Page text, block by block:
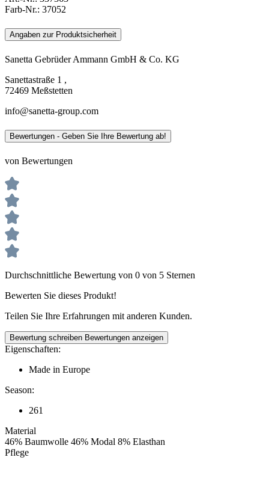
Farb-Nr.: 37052
Angaben zur Produktsicherheit
Sanetta Gebrüder Ammann GmbH & Co. KG
Sanettastraße 1 ,
72469 Meßstetten
info@sanetta-group.com
Bewertungen - Geben Sie Ihre Bewertung ab!
von Bewertungen
Durchschnittliche Bewertung von 0 von 5 Sternen
Bewerten Sie dieses Produkt!
Teilen Sie Ihre Erfahrungen mit anderen Kunden.
Bewertung schreiben Bewertungen anzeigen
Eigenschaften:
Made in Europe
Season:
261
Material
46% Baumwolle 46% Modal 8% Elasthan
Pflege